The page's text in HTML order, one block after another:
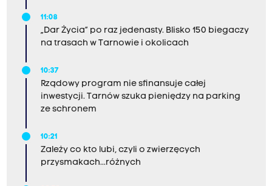
11:08
„Dar Życia” po raz jedenasty. Blisko 150 biegaczy
na trasach w Tarnowie i okolicach
10:37
Rządowy program nie sfinansuje całej
inwestycji. Tarnów szuka pieniędzy na parking
ze schronem
10:21
Zależy co kto lubi, czyli o zwierzęcych
przysmakach...różnych